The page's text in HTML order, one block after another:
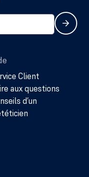
Client
aux questions
d’un